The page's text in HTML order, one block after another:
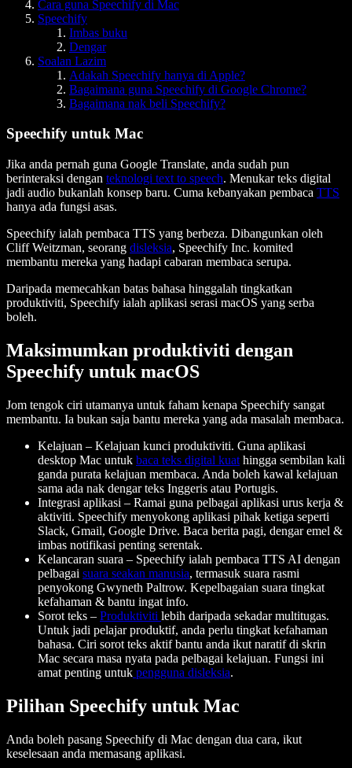
Cara guna Speechify di Mac
Speechify
Imbas buku
Dengar
Soalan Lazim
Adakah Speechify hanya di Apple?
Bagaimana guna Speechify di Google Chrome?
Bagaimana nak beli Speechify?
Speechify untuk Mac
Jika anda pernah guna Google Translate, anda sudah pun
berinteraksi dengan teknologi text to speech. Menukar teks digital
jadi audio bukanlah konsep baru. Cuma kebanyakan pembaca TTS
hanya ada fungsi asas.
Speechify ialah pembaca TTS yang berbeza. Dibangunkan oleh
Cliff Weitzman, seorang disleksia, Speechify Inc. komited
membantu mereka yang hadapi cabaran membaca serupa.
Daripada memecahkan batas bahasa hinggalah tingkatkan
produktiviti, Speechify ialah aplikasi serasi macOS yang serba
boleh.
Maksimumkan produktiviti dengan
Speechify untuk macOS
Jom tengok ciri utamanya untuk faham kenapa Speechify sangat
membantu. Ia bukan saja bantu mereka yang ada masalah membaca.
Kelajuan – Kelajuan kunci produktiviti. Guna aplikasi
desktop Mac untuk baca teks digital kuat hingga sembilan kali
ganda purata kelajuan membaca. Anda boleh kawal kelajuan
sama ada nak dengar teks Inggeris atau Portugis.
Integrasi aplikasi – Ramai guna pelbagai aplikasi urus kerja &
aktiviti. Speechify menyokong aplikasi pihak ketiga seperti
Slack, Gmail, Google Drive. Baca berita pagi, dengar emel &
imbas notifikasi penting serentak.
Kelancaran suara – Speechify ialah pembaca TTS AI dengan
pelbagai suara seakan manusia, termasuk suara rasmi
penyokong Gwyneth Paltrow. Kepelbagaian suara tingkat
kefahaman & bantu ingat info.
Sorot teks – Produktiviti lebih daripada sekadar multitugas.
Untuk jadi pelajar produktif, anda perlu tingkat kefahaman
bahasa. Ciri sorot teks aktif bantu anda ikut naratif di skrin
Mac secara masa nyata pada pelbagai kelajuan. Fungsi ini
amat penting untuk pengguna disleksia.
Pilihan Speechify untuk Mac
Anda boleh pasang Speechify di Mac dengan dua cara, ikut
keselesaan anda memasang aplikasi.